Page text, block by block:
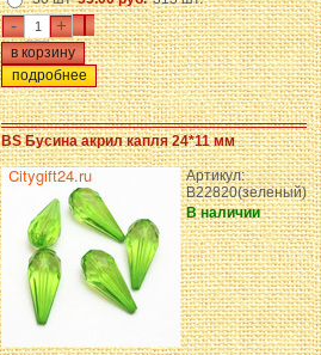
- +
подробнее
BS Бусина акрил капля 24*11 мм
Артикул:
B22820(зеленый)
В наличии